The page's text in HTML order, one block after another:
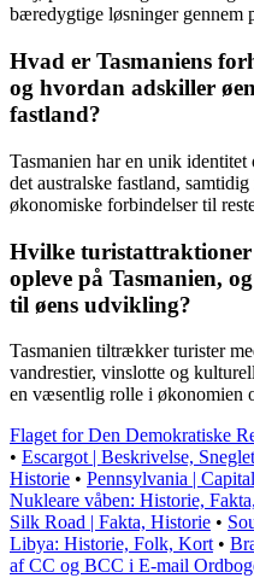
bæredygtige løsninger gennem
Hvad er Tasmaniens
og hvordan adskiller
fastland?
Tasmanien har en unik
det australske fastland,
økonomiske forbindelser til
Hvilke
opleve på Tasmanien,
til øens udvikling?
Tasmanien tiltrækker turister
vandrestier, vinslotte og
en væsentlig rolle i økonomien
Flaget for Den Demokratiske
• Escargot | Beskrivelse,
Historie • Pennsylvania |
Nukleare våben: Historie,
Silk Road | Fakta, Historie •
Libya: Historie, Folk, Kort •
af CC og BCC i E-mail